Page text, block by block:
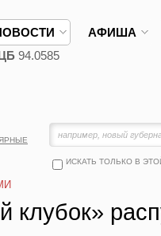
АФИША
94.0585
ИСКАТЬ ТОЛЬКО В